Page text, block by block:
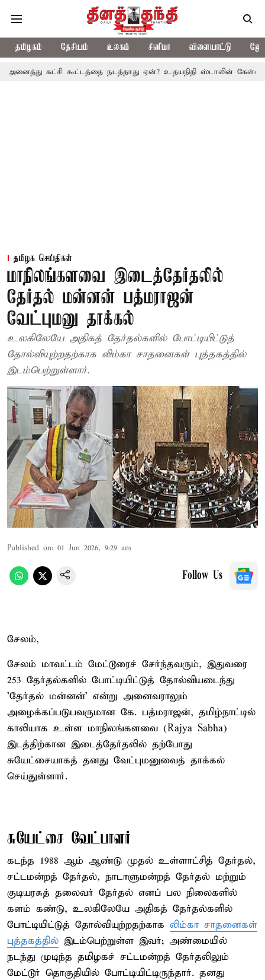
தமிழகம் தேசியம் உலகம் சினிமா விளையாட்டு
கூட்டத்தை நடத்தாது ஏன்? உதயநிதி ஸ்டாலின் கேள்வி த.வெ.க.
தமிழக செய்திகள்
மாநிலங்களவை இடைத்தேர்தலில்
தேர்தல் மன்னன் பத்மராஜன்
வேட்புமனு தாக்கல்
உலகிலேயே அதிகத் தேர்தல்களில் போட்டியிட்டுத்
தோல்வியுற்றதற்காக லிம்கா சாதனைகள் புத்தகத்தில்
இடம்பெற்றுள்ளார்.
Published on: 01 Jun 2026, 9:29 am
Follow Us
சேலம்,
சேலம் மாவட்டம் மேட்டூரைச் சேர்ந்தவரும், இதுவரை
253 தேர்தல்களில் போட்டியிட்டுத் தோல்வியடைந்து
'தேர்தல் மன்னன்' என்று அனைவராலும்
அழைக்கப்படுபவருமான கே. பத்மராஜன், தமிழ்நாட்டில்
காலியாக உள்ள மாநிலங்களவை (Rajya Sabha)
இடத்திற்கான இடைத்தேர்தலில் தற்போது
சுயேட்சையாகத் தனது வேட்புமனுவைத் தாக்கல்
செய்துள்ளார்.
சுயேட்சை வேட்பாளர்
கடந்த 1988 ஆம் ஆண்டு முதல் உள்ளாட்சித் தேர்தல்,
சட்டமன்றத் தேர்தல், நாடாளுமன்றத் தேர்தல் மற்றும்
குடியரசுத் தலைவர் தேர்தல் எனப் பல நிலைகளில்
களம் கண்டு, உலகிலேயே அதிகத் தேர்தல்களில்
போட்டியிட்டுத் தோல்வியுற்றதற்காக லிம்கா சாதனைகள்
புத்தகத்தில் இடம்பெற்றுள்ள இவர்; அண்மையில்
நடந்து முடிந்த தமிழகச் சட்டமன்றத் தேர்தலிலும்
மேட்டூர் தொகுதியில் போட்டியிட்டிருந்தார். தனது